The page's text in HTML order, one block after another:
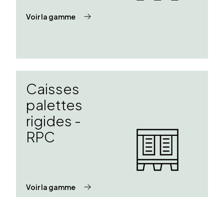
Voir la gamme
Caisses
palettes
rigides -
RPC
Voir la gamme